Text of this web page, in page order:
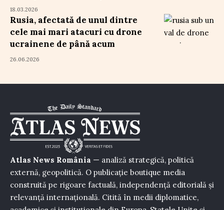
18.03.2026
Rusia, afectată de unul dintre
cele mai mari atacuri cu drone
ucrainene de până acum
26.06.2026
Atlas News România — analiză strategică, politică
externă, geopolitică. O publicație boutique media
construită pe rigoare factuală, independență editorială și
relevanță internațională. Citită în medii diplomatice,